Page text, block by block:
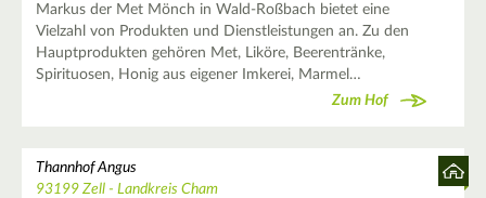
Markus der Met Mönch in Wald-Roßbach bietet eine
Vielzahl von Produkten und Dienstleistungen an. Zu den
Hauptprodukten gehören Met, Liköre, Beerentränke,
Spirituosen, Honig aus eigener Imkerei, Marmel…
Zum Hof
Thannhof Angus
93199 Zell - Landkreis Cham